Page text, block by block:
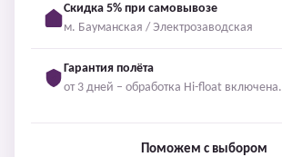
Скидка 5% при самовывозе
м. Бауманская / Электрозаводская
Гарантия полёта
от 3 дней – обработка Hi-float включена.
Поможем с выбором